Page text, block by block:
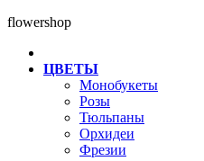
flowershop
ЦВЕТЫ
Монобукеты
Розы
Тюльпаны
Орхидеи
Фрезии